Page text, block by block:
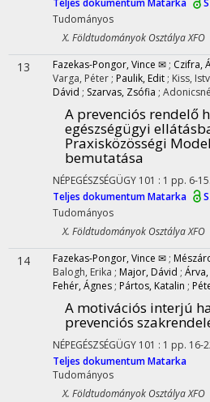
Teljes dokumentumMatarka
Tudományos
X. Földtudományok Osztálya
13 Fazekas-Pongor, Vince ✉ ; Czifra,
Varga, Péter ; Paulik, Edit ; Kiss,
Dávid ; Szarvas, Zsófia ;
A prevenciós rendelő
egészségügyi
Praxisközösségi
bemutatása
NÉPEGÉSZSÉGÜGY 101 : 1 pp. 6-
Teljes dokumentumMatarka
Tudományos
X. Földtudományok Osztálya
14 Fazekas-Pongor, Vince ✉ ;
Balogh, Erika ; Major, Dávid ;
Fehér, Ágnes ; Pártos, Katalin ;
A motivációs interjú
prevenciós
NÉPEGÉSZSÉGÜGY 101 : 1 pp. 16-
Teljes dokumentumMatarka
Tudományos
X. Földtudományok Osztálya